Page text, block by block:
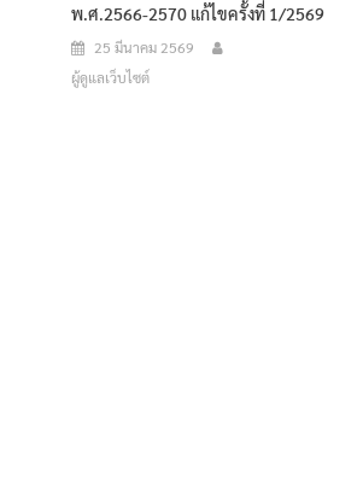
พ.ศ.2566-2570 แก้ไขครั้งที่ 1/2569
25 มีนาคม 2569
ผู้ดูแลเว็บไซต์